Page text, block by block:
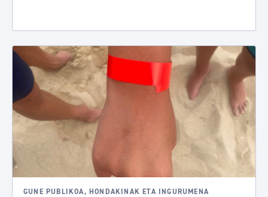
GUNE PUBLIKOA, HONDAKINAK ETA INGURUMENA